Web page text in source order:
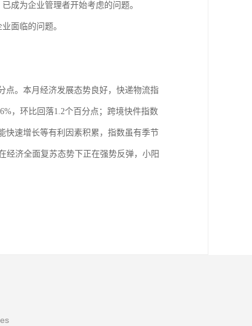
成为企业管理者开始考虑的问题。
面临的问题。
点。本月经济发展态势良好，快递物流指
，环比回落1.2个百分点；跨境快件指数
快速增长等有利因素积累，指数虽有季节
经济全面复苏态势下正在强势反弹，小阳